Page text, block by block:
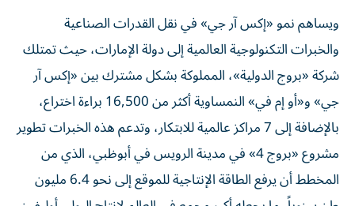
ويساهم نمو «إكس آر جي» في نقل القدرات الصناعية
والخبرات التكنولوجية العالمية إلى دولة الإمارات، حيث تمتلك
شركة «بروج الدولية»، المملوكة بشكل مشترك بين «إكس آر
جي» و«أو إم في» النمساوية أكثر من 16,500 براءة اختراع،
بالإضافة إلى 7 مراكز عالمية للابتكار، وتدعم هذه الخبرات تطوير
مشروع «بروج 4» في مدينة الرويس في أبوظبي، الذي من
المخطط أن يرفع الطاقة الإنتاجية للموقع إلى نحو 6.4 مليون